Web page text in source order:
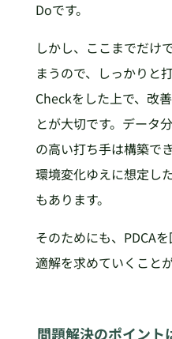
Doです。
しかし、ここまでだけ
まうので、しっかりと
Checkをした上で、改
とが大切です。データ
の高い打ち手は構築で
環境変化ゆえに想定し
もあります。
そのためにも、PDCA
適解を求めていくこと
問題解決のポイント